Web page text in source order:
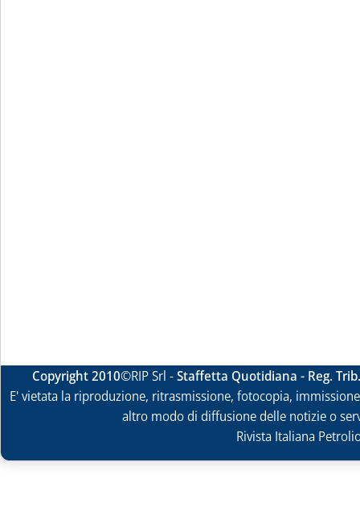
Copyright 2010©RIP Srl -Staffetta Quotidiana - Reg.
E' vietata la riproduzione, ritrasmissione, fotocopia,
altro modo di diffusione delle notizie o
Rivista Italiana